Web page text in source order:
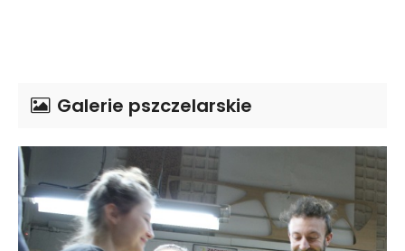
Galerie pszczelarskie